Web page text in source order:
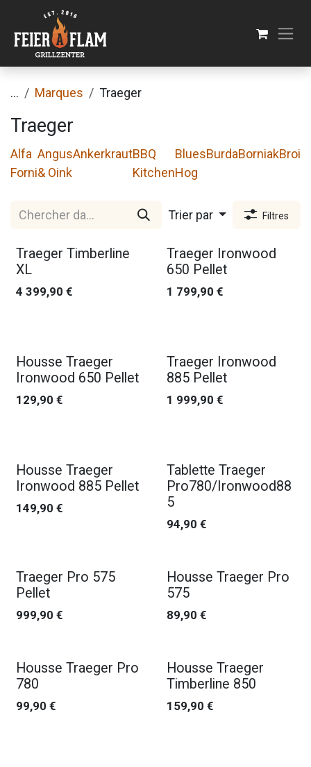
Se rendre au contenu
... Marques Traeger
Traeger
Alfa
Forni
Angus
& Oink
AnkerkrautBBQ
Kitchen
Blues
Hog
BurdaBorniak
Trier par Filtres
Traeger Timberline
XL
4 399,90 €
Traeger Ironwood
650 Pellet
1 799,90 €
Housse Traeger
Ironwood 650 Pellet
129,90 €
Traeger Ironwood
885 Pellet
1 999,90 €
Housse Traeger
Ironwood 885 Pellet
149,90 €
Tablette Traeger
Pro780/Ironwood88
5
94,90 €
Traeger Pro 575
Pellet
999,90 €
Housse Traeger Pro
575
89,90 €
Housse Traeger Pro
780
99,90 €
Housse Traeger
Timberline 850
159,90 €